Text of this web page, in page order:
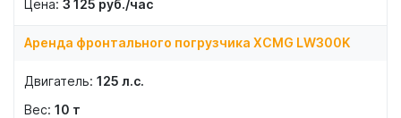
3 125 руб./час
Аренда фронтального погрузчика XCMG LW300K
125 л.с.
10 т